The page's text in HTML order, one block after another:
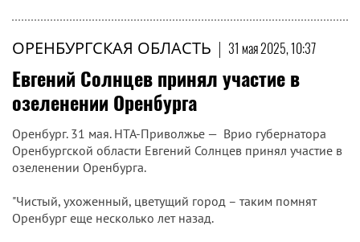
ОРЕНБУРГСКАЯ ОБЛАСТЬ | 31 мая 2025, 10:37
Евгений Солнцев принял участие в
озеленении Оренбурга
Оренбург. 31 мая. НТА-Приволжье — Врио губернатора
Оренбургской области Евгений Солнцев принял участие в
озеленении Оренбурга.
"Чистый, ухоженный, цветущий город – таким помнят
Оренбург еще несколько лет назад.